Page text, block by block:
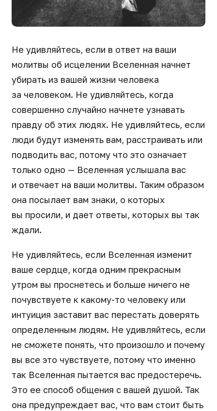
Не удивляйтесь, если в ответ на ваши
молитвы об исцелении Вселенная начнет
убирать из вашей жизни человека
за человеком. Не удивляйтесь, когда
совершенно случайно начнете узнавать
правду об этих людях. Не удивляйтесь, если
люди будут изменять вам, расстраивать или
подводить вас, потому что это означает
только одно — Вселенная услышала вас
и отвечает на ваши молитвы. Таким образом
она посылает вам знаки, о которых
вы просили, и дает ответы, которых вы так
ждали.
Не удивляйтесь, если Вселенная изменит
ваше сердце, когда одним прекрасным
утром вы проснетесь и больше ничего не
почувствуете к какому-то человеку или
интуиция заставит вас перестать доверять
определенным людям. Не удивляйтесь, если
не сможете понять, что произошло и почему
вы все это чувствуете, потому что именно
так Вселенная пытается вас предостеречь.
Это ее способ общения с вашей душой. Так
она предупреждает вас, что вам стоит быть